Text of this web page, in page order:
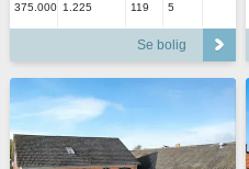
375.000 1.225
119
5
Se bolig